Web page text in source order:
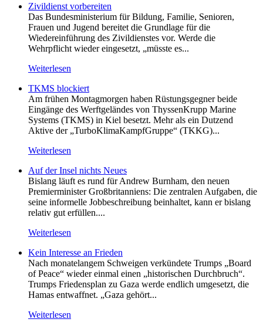
Zivildienst vorbereiten
Das Bundesministerium für Bildung, Familie, Senioren,
Frauen und Jugend bereitet die Grundlage für die
Wiedereinführung des Zivildienstes vor. Werde die
Wehrpflicht wieder eingesetzt, „müsste es...
Weiterlesen
TKMS blockiert
Am frühen Montagmorgen haben Rüstungsgegner beide
Eingänge des Werftgeländes von ThyssenKrupp Marine
Systems (TKMS) in Kiel besetzt. Mehr als ein Dutzend
Aktive der „TurboKlimaKampfGruppe“ (TKKG)...
Weiterlesen
Auf der Insel nichts Neues
Bislang läuft es rund für Andrew Burnham, den neuen
Premierminister Großbritanniens: Die zentralen Aufgaben, die
seine informelle Jobbeschreibung beinhaltet, kann er bislang
relativ gut erfüllen....
Weiterlesen
Kein Inte­resse an Frieden
Nach monatelangem Schweigen verkündete Trumps „Board
of Peace“ wieder einmal einen „historischen Durchbruch“.
Trumps Friedensplan zu Gaza werde endlich umgesetzt, die
Hamas entwaffnet. „Gaza gehört...
Weiterlesen